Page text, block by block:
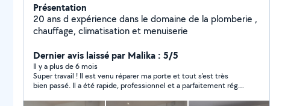
Présentation
20 ans d expérience dans le domaine de la plomberie ,
chauffage, climatisation et menuiserie
Dernier avis laissé par Malika : 5/5
Il y a plus de 6 mois
Super travail ! Il est venu réparer ma porte et tout s’est très
bien passé. Il a été rapide, professionnel et a parfaitement réglé